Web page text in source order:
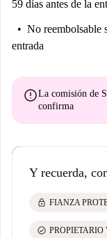
59 días antes de la
No reembolsable
entrada
errorLa comisión de
confirma
Y recuerda,
lock FIANZA
check_circle